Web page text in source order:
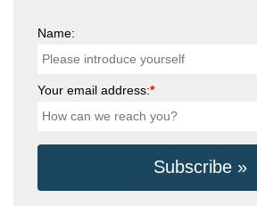
Name:
Your email address:*